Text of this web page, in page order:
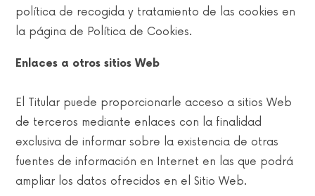
política de recogida y tratamiento de las cookies en
la página de Política de Cookies.
Enlaces a otros sitios Web
El Titular puede proporcionarle acceso a sitios Web
de terceros mediante enlaces con la finalidad
exclusiva de informar sobre la existencia de otras
fuentes de información en Internet en las que podrá
ampliar los datos ofrecidos en el Sitio Web.